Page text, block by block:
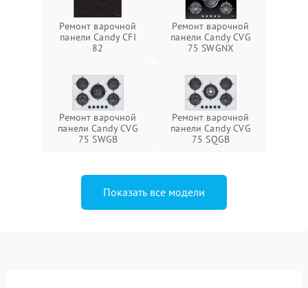
Ремонт варочной
панели Candy CFI
82
Ремонт варочной
панели Candy CVG
75 SWGNX
Ремонт варочной
панели Candy CVG
75 SWGB
Ремонт варочной
панели Candy CVG
75 SQGB
Показать все модели